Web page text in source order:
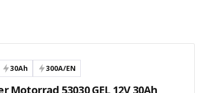
30Ah 300A/EN
Motorrad 53030 GEL 12V 30Ah